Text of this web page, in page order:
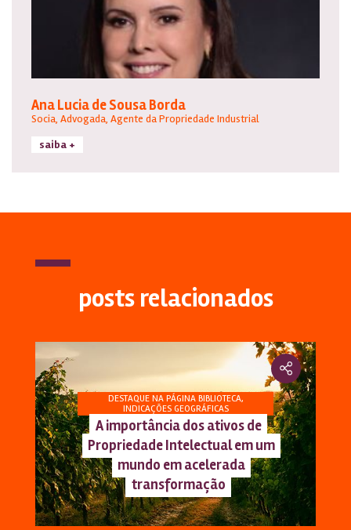
Ana Lucia de Sousa Borda
Socia, Advogada, Agente da Propriedade Industrial
saiba +
posts relacionados
DESTAQUE NA PÁGINA BIBLIOTECA,
INDICAÇÕES GEOGRÁFICAS
A importância dos ativos de
Propriedade Intelectual em um
mundo em acelerada
transformação